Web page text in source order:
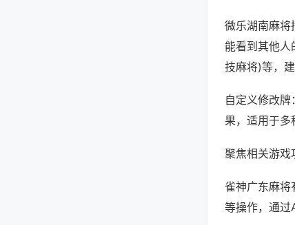
微乐湖南麻将
能看到其他
技麻将)等，
自定义修改
果，适用于多
聚焦相关游戏
雀神广东麻将
等操作，通过